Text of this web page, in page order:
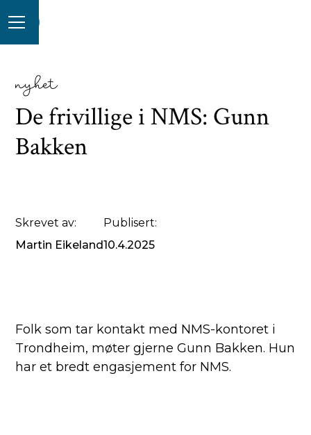
nyhet
De frivillige i NMS: Gunn
Bakken
Skrevet av:
Martin Eikeland
Publisert:
10.4.2025
Folk som tar kontakt med NMS-kontoret i
Trondheim, møter gjerne Gunn Bakken. Hun
har et bredt engasjement for NMS.